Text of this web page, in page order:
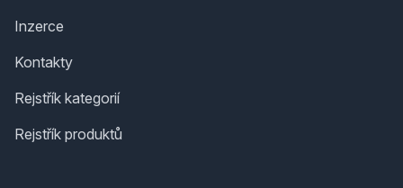
Inzerce
Kontakty
Rejstřík kategorií
Rejstřík produktů